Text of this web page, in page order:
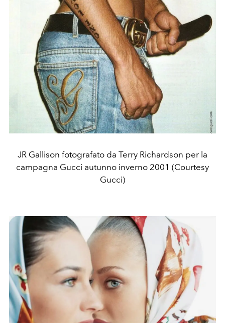
JR Gallison fotografato da Terry Richardson per la
campagna Gucci autunno inverno 2001 (Courtesy
Gucci)